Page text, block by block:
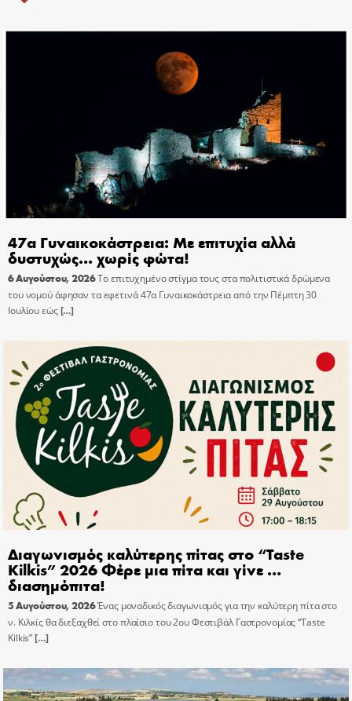
47α Γυναικοκάστρεια: Με επιτυχία αλλά
δυστυχώς… χωρίς φώτα!
6 Αυγούστου, 2026Το επιτυχημένο στίγμα τους στα πολιτιστικά δρώμενα
του νομού άφησαν τα εφετινά 47α Γυναικοκάστρεια από την Πέμπτη 30
Ιουλίου εώς[…]
Διαγωνισμός καλύτερης πίτας στο “Taste
Kilkis” 2026 Φέρε μια πίτα και γίνε …
διασημόπιτα!
5 Αυγούστου, 2026Ένας μοναδικός διαγωνισμός για την καλύτερη πίτα στο
ν. Κιλκίς θα διεξαχθεί στο πλαίσιο του 2ου Φεστιβάλ Γαστρονομίας “Taste
Kilkis”[…]